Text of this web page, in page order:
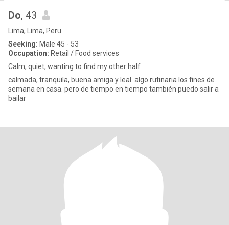
Do, 43
Lima, Lima, Peru
Seeking: Male 45 - 53
Occupation: Retail / Food services
Calm, quiet, wanting to find my other half
calmada, tranquila, buena amiga y leal. algo rutinaria los fines de
semana en casa. pero de tiempo en tiempo también puedo salir a
bailar